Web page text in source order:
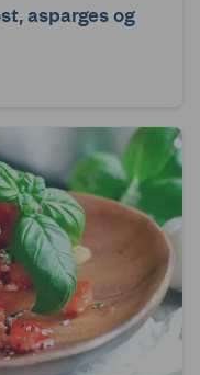
asparges og